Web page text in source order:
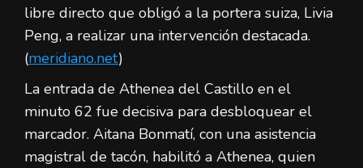
libre directo que obligó a la portera suiza, Livia
Peng, a realizar una intervención destacada.
(meridiano.net)
La entrada de Athenea del Castillo en el
minuto 62 fue decisiva para desbloquear el
marcador. Aitana Bonmatí, con una asistencia
magistral de tacón, habilitó a Athenea, quien